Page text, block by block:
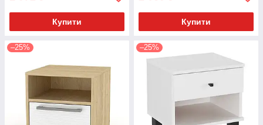
Купити Купити
–25% –25%